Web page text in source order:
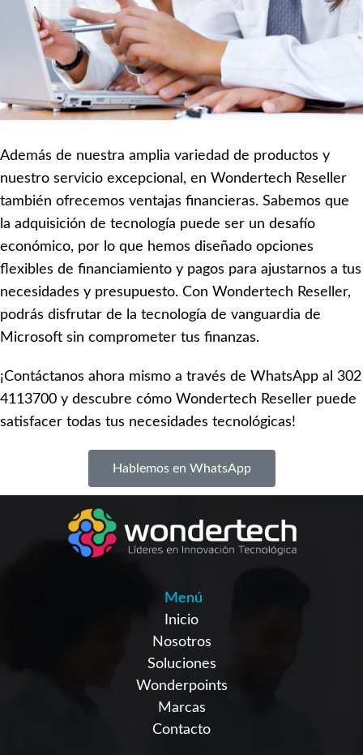
Además de nuestra amplia variedad de productos y
nuestro servicio excepcional, en Wondertech Reseller
también ofrecemos ventajas financieras. Sabemos que
la adquisición de tecnología puede ser un desafío
económico, por lo que hemos diseñado opciones
flexibles de financiamiento y pagos para ajustarnos a tus
necesidades y presupuesto. Con Wondertech Reseller,
podrás disfrutar de la tecnología de vanguardia de
Microsoft sin comprometer tus finanzas.
¡Contáctanos ahora mismo a través de WhatsApp al 302
4113700 y descubre cómo Wondertech Reseller puede
satisfacer todas tus necesidades tecnológicas!
Hablemos en WhatsApp
Menú
Inicio
Nosotros
Soluciones
Wonderpoints
Marcas
Contacto